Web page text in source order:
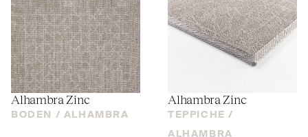
Alhambra Zinc
BODEN / ALHAMBRA
Alhambra Zinc
TEPPICHE /
ALHAMBRA